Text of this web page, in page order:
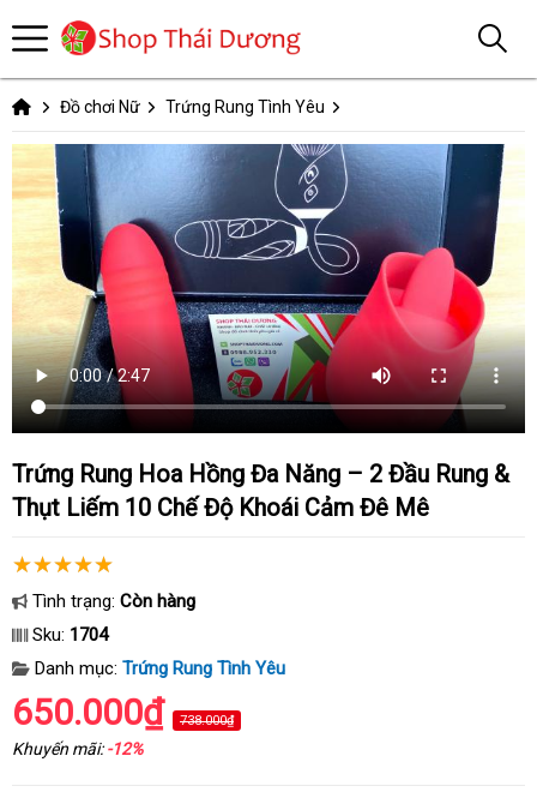
Đồ chơi Nữ Trứng Rung Tình Yêu
Trứng Rung Hoa Hồng Đa Năng – 2 Đầu Rung &
Thụt Liếm 10 Chế Độ Khoái Cảm Đê Mê
Tình trạng: Còn hàng
Sku: 1704
Danh mục: Trứng Rung Tình Yêu
650.000₫ 738.000₫
Khuyến mãi:-12%